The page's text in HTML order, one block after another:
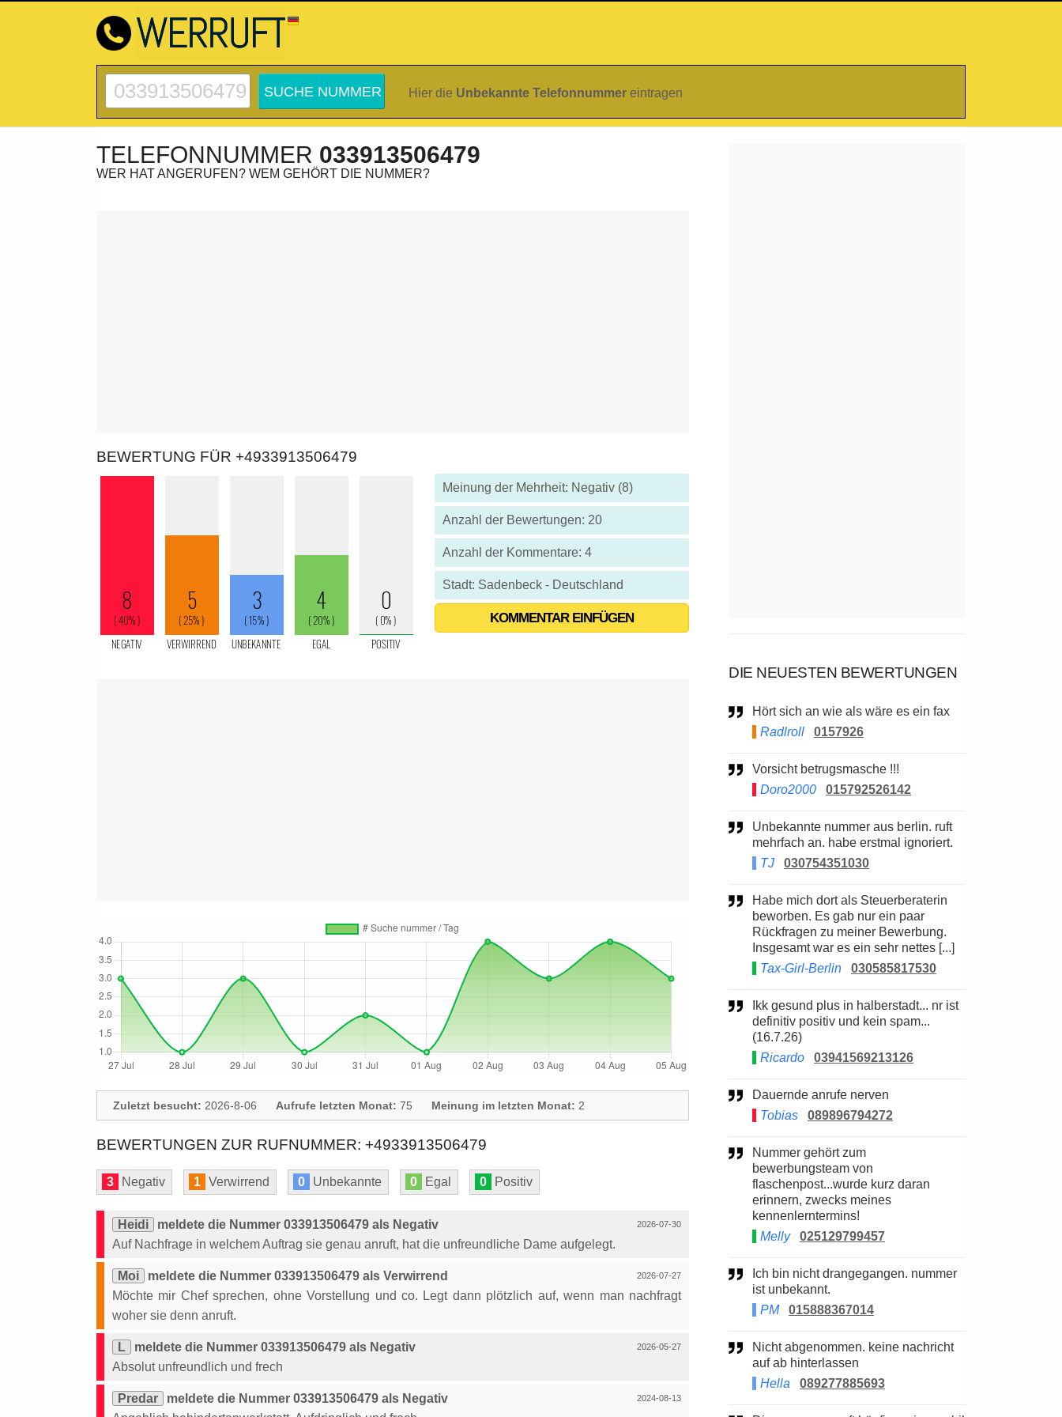
Hier die Unbekannte Telefonnummer eintragen
TELEFONNUMMER 033913506479
WER HAT ANGERUFEN? WEM GEHÖRT DIE NUMMER?
BEWERTUNG FÜR +4933913506479
Meinung der Mehrheit: Negativ (8)
Anzahl der Bewertungen: 20
Anzahl der Kommentare: 4
Stadt: Sadenbeck - Deutschland
KOMMENTAR EINFÜGEN
Zuletzt besucht: 2026-8-06 Aufrufe letzten Monat: 75 Meinung im letzten Monat: 2
BEWERTUNGEN ZUR RUFNUMMER: +4933913506479
3 Negativ 1 Verwirrend 0 Unbekannte 0 Egal 0 Positiv
2026-07-30
Heidi
meldete die Nummer 033913506479 als Negativ
Auf Nachfrage in welchem Auftrag sie genau anruft, hat die unfreundliche Dame aufgelegt.
2026-07-27
Moi
meldete die Nummer 033913506479 als Verwirrend
Möchte mir Chef sprechen, ohne Vorstellung und co. Legt dann plötzlich auf, wenn man nachfragt
woher sie denn anruft.
2026-05-27
L
meldete die Nummer 033913506479 als Negativ
Absolut unfreundlich und frech
2024-08-13
Predar
meldete die Nummer 033913506479 als Negativ
DIE NEUESTEN BEWERTUNGEN
Hört sich an wie als wäre es ein fax
Radlroll
0157926
Vorsicht betrugsmasche !!!
Doro2000
015792526142
Unbekannte nummer aus berlin. ruft
mehrfach an. habe erstmal ignoriert.
TJ
030754351030
Habe mich dort als Steuerberaterin
beworben. Es gab nur ein paar
Rückfragen zu meiner Bewerbung.
Insgesamt war es ein sehr nettes [...]
Tax-Girl-Berlin
030585817530
definitiv positiv und kein spam...
(16.7.26)
Ricardo
03941569213126
Dauernde anrufe nerven
Tobias
089896794272
Nummer gehört zum
bewerbungsteam von
flaschenpost...wurde kurz daran
erinnern, zwecks meines
kennenlerntermins!
Melly
025129799457
ist unbekannt.
PM
015888367014
Nicht abgenommen. keine nachricht
auf ab hinterlassen
Hella
089277885693